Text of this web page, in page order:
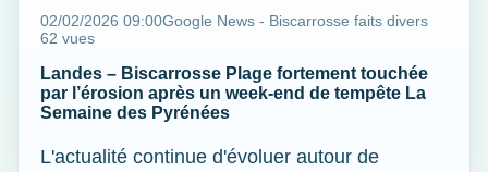
02/02/2026 09:00Google News - Biscarrosse faits divers
62 vues
Landes – Biscarrosse Plage fortement touchée
par l’érosion après un week-end de tempête La
Semaine des Pyrénées
L'actualité continue d'évoluer autour de